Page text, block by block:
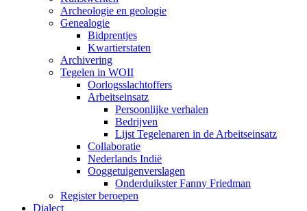
Archeologie en geologie
Genealogie
Bidprentjes
Kwartierstaten
Archivering
Tegelen in WOII
Oorlogsslachtoffers
Arbeitseinsatz
Persoonlijke verhalen
Bedrijven
Lijst Tegelenaren in de Arbeitseinsatz
Collaboratie
Nederlands Indië
Ooggetuigenverslagen
Onderduikster Fanny Friedman
Register beroepen
Dialect